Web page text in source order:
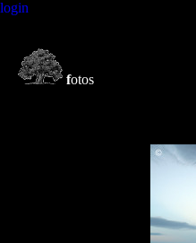
login
fotos